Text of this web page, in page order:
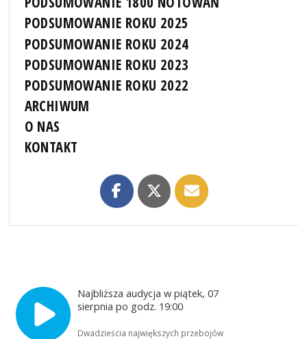
PODSUMOWANIE ROKU 2025
PODSUMOWANIE ROKU 2024
PODSUMOWANIE ROKU 2023
PODSUMOWANIE ROKU 2022
ARCHIWUM
O NAS
KONTAKT
Najbliższa audycja w piątek, 07
sierpnia po godz. 19:00
Dwadzieścia największych przebojów